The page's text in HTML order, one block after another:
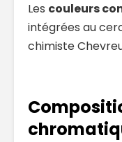
Les couleurs
intégrées au
chimiste